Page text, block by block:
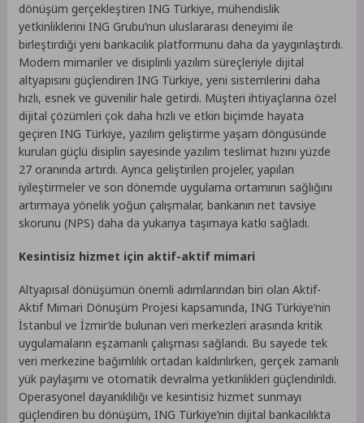
dönüşüm gerçekleştiren ING Türkiye, mühendislik
yetkinliklerini ING Grubu’nun uluslararası deneyimi ile
birleştirdiği yeni bankacılık platformunu daha da yaygınlaştırdı.
Modern mimariler ve disiplinli yazılım süreçleriyle dijital
altyapısını güçlendiren ING Türkiye, yeni sistemlerini daha
hızlı, esnek ve güvenilir hale getirdi. Müşteri ihtiyaçlarına özel
dijital çözümleri çok daha hızlı ve etkin biçimde hayata
geçiren ING Türkiye, yazılım geliştirme yaşam döngüsünde
kurulan güçlü disiplin sayesinde yazılım teslimat hızını yüzde
27 oranında artırdı. Ayrıca geliştirilen projeler, yapılan
iyileştirmeler ve son dönemde uygulama ortamının sağlığını
artırmaya yönelik yoğun çalışmalar, bankanın net tavsiye
skorunu (NPS) daha da yukarıya taşımaya katkı sağladı.
Kesintisiz hizmet için aktif-aktif mimari
Altyapısal dönüşümün önemli adımlarından biri olan Aktif-
Aktif Mimari Dönüşüm Projesi kapsamında, ING Türkiye’nin
İstanbul ve İzmir’de bulunan veri merkezleri arasında kritik
uygulamaların eşzamanlı çalışması sağlandı. Bu sayede tek
veri merkezine bağımlılık ortadan kaldırılırken, gerçek zamanlı
yük paylaşımı ve otomatik devralma yetkinlikleri güçlendirildi.
Operasyonel dayanıklılığı ve kesintisiz hizmet sunmayı
güçlendiren bu dönüşüm, ING Türkiye’nin dijital bankacılıkta